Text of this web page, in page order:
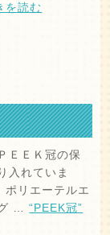
を読む
ＥＥＫ冠の保
入れていま
リエーテルエ
グ …“PEEK冠”